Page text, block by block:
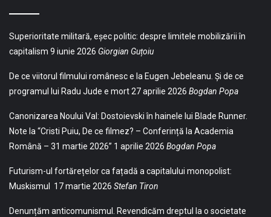
Superioritate militară, eșec politic: despre limitele mobilizării în
capitalism 9 iunie 2026 Giorgian Guțoiu
De ce viitorul filmului românesc e la Eugen Jebeleanu. Și de ce
programul lui Radu Jude e mort27 aprilie 2026 Bogdan Popa
Canonizarea Noului Val: Dostoievski în hainele lui Blade Runner.
Note la “Cristi Puiu, De ce filmez? – Conferință la Academia
Română – 31 martie 2026” 1 aprilie 2026 Bogdan Popa
Futurism-ul fortărețelor ca fațadă a capitalului monopolist:
Muskismul 17 martie 2026 Stefan Tiron
Denunțăm anticomunismul. Revendicăm dreptul la o societate